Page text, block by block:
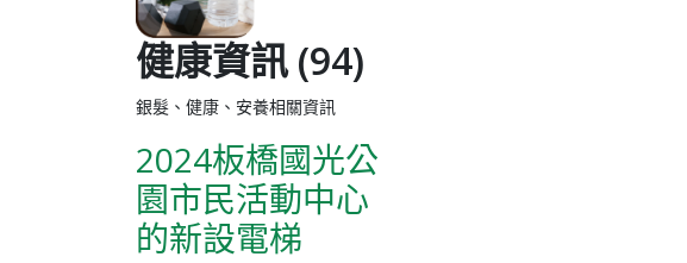
健康資訊 (94)
銀髮、健康、安養相關資訊
2024板橋國光公
園市民活動中心
的新設電梯